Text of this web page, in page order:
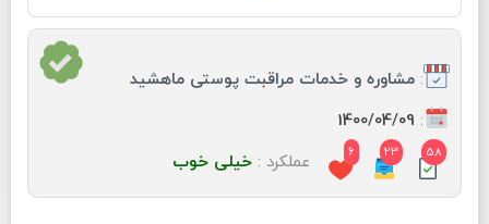
: مشاوره و خدمات مراقبت پوستی ماهشید
:
1400/04/09
58
23
6 عملکرد : خیلی خوب